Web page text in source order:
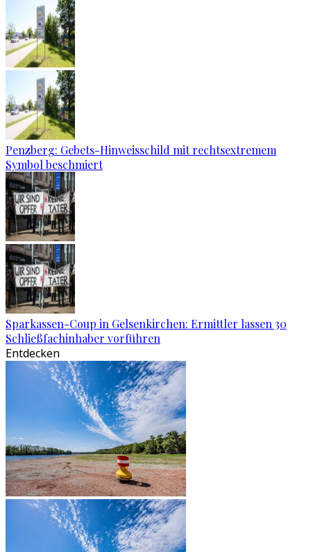
Penzberg: Gebets-Hinweisschild mit rechtsextremem
Symbol beschmiert
Sparkassen-Coup in Gelsenkirchen: Ermittler lassen 30
Schließfachinhaber vorführen
Entdecken